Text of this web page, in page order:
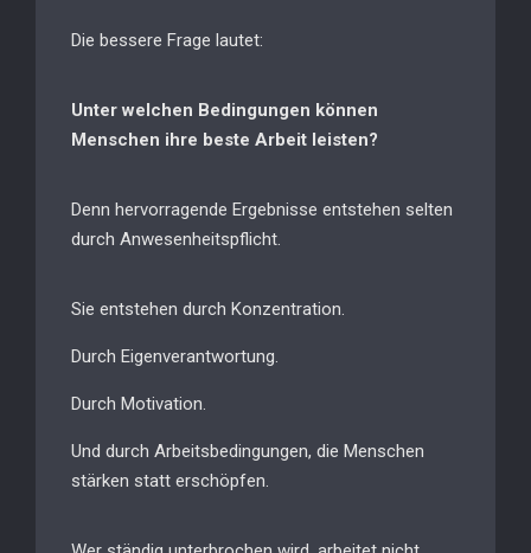
Die bessere Frage lautet:
Unter welchen Bedingungen können
Menschen ihre beste Arbeit leisten?
Denn hervorragende Ergebnisse entstehen selten
durch Anwesenheitspflicht.
Sie entstehen durch Konzentration.
Durch Eigenverantwortung.
Durch Motivation.
Und durch Arbeitsbedingungen, die Menschen
stärken statt erschöpfen.